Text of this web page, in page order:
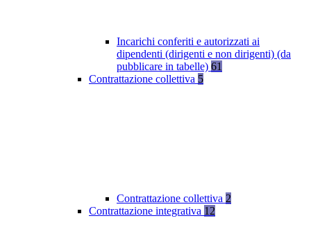
Incarichi conferiti e autorizzati ai
dipendenti (dirigenti e non dirigenti) (da
pubblicare in tabelle) 61
Contrattazione collettiva 5
Contrattazione collettiva 2
Contrattazione integrativa 12